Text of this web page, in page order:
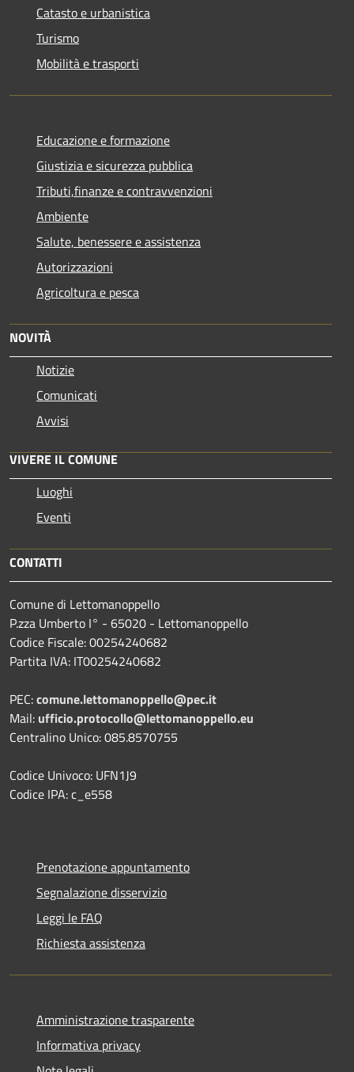
Catasto e urbanistica
Turismo
Mobilità e trasporti
Educazione e formazione
Giustizia e sicurezza pubblica
Tributi,finanze e contravvenzioni
Ambiente
Salute, benessere e assistenza
Autorizzazioni
Agricoltura e pesca
NOVITÀ
Notizie
Comunicati
Avvisi
VIVERE IL COMUNE
Luoghi
Eventi
CONTATTI
Comune di Lettomanoppello
P.zza Umberto I° - 65020 - Lettomanoppello
Codice Fiscale: 00254240682
Partita IVA: IT00254240682
PEC:comune.lettomanoppello@pec.it
Mail: ufficio.protocollo@lettomanoppello.eu
Centralino Unico: 085.8570755
Codice Univoco: UFN1J9
Codice IPA: c_e558
Prenotazione appuntamento
Segnalazione disservizio
Leggi le FAQ
Richiesta assistenza
Amministrazione trasparente
Informativa privacy